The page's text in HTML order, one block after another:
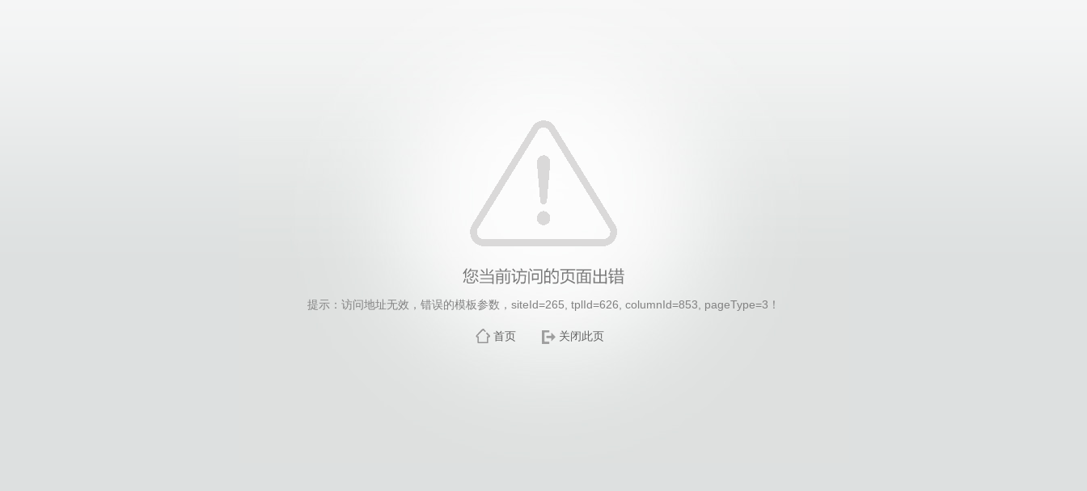
提示：访问地址无效，错误的模板参数，siteId=265, tplId=626, columnId=853, pageType=3！
首页 关闭此页